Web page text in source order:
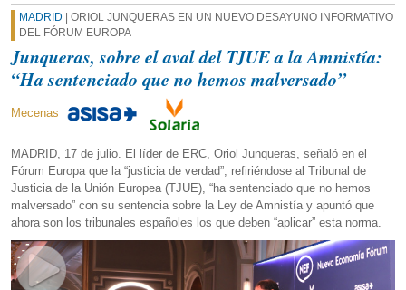
MADRID | ORIOL JUNQUERAS EN UN NUEVO DESAYUNO INFORMATIVO
DEL FÓRUM EUROPA
Junqueras, sobre el aval del TJUE a la Amnistía:
“Ha sentenciado que no hemos malversado”
Mecenas
MADRID, 17 de julio. El líder de ERC, Oriol Junqueras, señaló en el
Fórum Europa que la “justicia de verdad”, refiriéndose al Tribunal de
Justicia de la Unión Europea (TJUE), “ha sentenciado que no hemos
malversado” con su sentencia sobre la Ley de Amnistía y apuntó que
ahora son los tribunales españoles los que deben “aplicar” esta norma.